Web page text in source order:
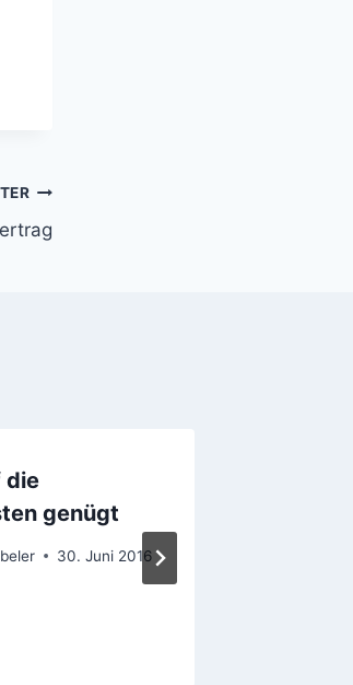
die
genügt
30. Juni 2016